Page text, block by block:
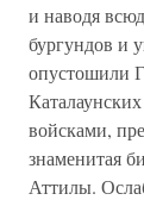
и наводя
бургундов и
опустошили
войсками,
знаменитая
Аттилы.